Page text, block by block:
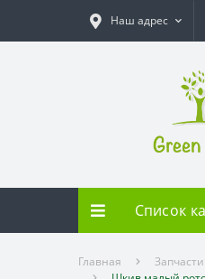
Наш адрес
Список
Главная